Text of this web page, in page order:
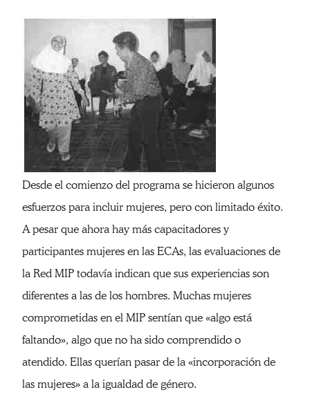
Desde el comienzo del programa se hicieron algunos
esfuerzos para incluir mujeres, pero con limitado éxito.
A pesar que ahora hay más capacitadores y
participantes mujeres en las ECAs, las evaluaciones de
la Red MIP todavía indican que sus experiencias son
diferentes a las de los hombres. Muchas mujeres
comprometidas en el MIP sentían que «algo está
faltando», algo que no ha sido comprendido o
atendido. Ellas querían pasar de la «incorporación de
las mujeres» a la igualdad de género.